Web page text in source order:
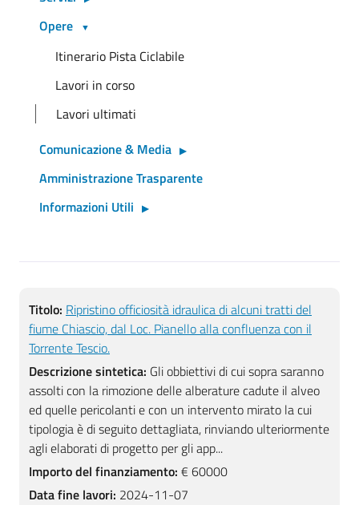
Opere
Itinerario Pista Ciclabile
Lavori in corso
Lavori ultimati
Comunicazione & Media
Amministrazione Trasparente
Informazioni Utili
Titolo: Ripristino officiosità idraulica di alcuni tratti del
fiume Chiascio, dal Loc. Pianello alla confluenza con il
Torrente Tescio.
Descrizione sintetica: Gli obbiettivi di cui sopra saranno
assolti con la rimozione delle alberature cadute il alveo
ed quelle pericolanti e con un intervento mirato la cui
tipologia è di seguito dettagliata, rinviando ulteriormente
agli elaborati di progetto per gli app...
Importo del finanziamento: € 60000
Data fine lavori: 2024-11-07